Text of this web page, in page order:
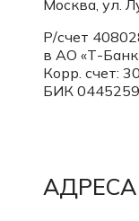
Москва, ул.
Р/счет
в АО «Т-
Корр. счет:
БИК